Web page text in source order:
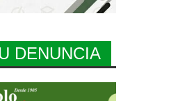
DENUNCIA